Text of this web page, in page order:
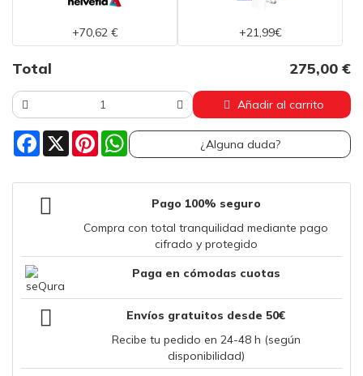
+70,62 € +21,99€
Total 275,00 €
Añadir al carrito
Facebook
X PinterestWhatsApp ¿Alguna duda?
Pago 100% seguro
Compra con total tranquilidad mediante pago
cifrado y protegido
Paga en cómodas cuotas
Envíos gratuitos desde 50€
Recibe tu pedido en 24-48 h (según
disponibilidad)